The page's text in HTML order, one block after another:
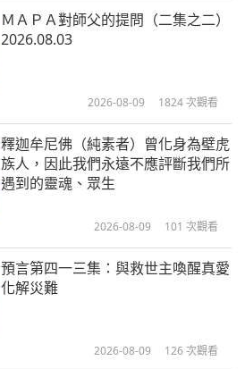
2026-06-22 12637 次觀看
焦點新聞
2026-06-22 2581 次觀看
荷蘭阿姆斯特丹市，正逐步淘汰動物
族人肉與化石燃料廣告
2026-06-21 2851 次觀看
焦點新聞
ＭＡＰＡ對師父的提問（二集之二）
2026.08.03
2026-08-09 1824次觀看
釋迦牟尼佛（純素者）曾化身為壁虎
族人，因此我們永遠不應評斷我們所
遇到的靈魂、眾生
2026-08-09 101 次觀看
預言第四一三集：與救世主喚醒真愛
化解災難
2026-08-09 126次觀看